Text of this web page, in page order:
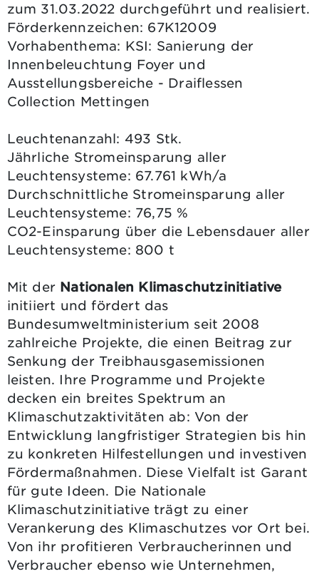
zum 31.03.2022 durchgeführt und realisiert.
Förderkennzeichen: 67K12009
Vorhabenthema: KSI: Sanierung der
Innenbeleuchtung Foyer und
Ausstellungsbereiche - Draiflessen
Collection Mettingen
Leuchtenanzahl: 493 Stk.
Jährliche Stromeinsparung aller
Leuchtensysteme: 67.761 kWh/a
Durchschnittliche Stromeinsparung aller
Leuchtensysteme: 76,75 %
CO2-Einsparung über die Lebensdauer aller
Leuchtensysteme: 800 t
Mit der Nationalen Klimaschutzinitiative
initiiert und fördert das
Bundesumweltministerium seit 2008
zahlreiche Projekte, die einen Beitrag zur
Senkung der Treibhausgasemissionen
leisten. Ihre Programme und Projekte
decken ein breites Spektrum an
Klimaschutzaktivitäten ab: Von der
Entwicklung langfristiger Strategien bis hin
zu konkreten Hilfestellungen und investiven
Fördermaßnahmen. Diese Vielfalt ist Garant
für gute Ideen. Die Nationale
Klimaschutzinitiative trägt zu einer
Verankerung des Klimaschutzes vor Ort bei.
Von ihr profitieren Verbraucherinnen und
Verbraucher ebenso wie Unternehmen,